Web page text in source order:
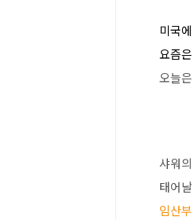
미국
요즘
오늘
샤워
태어
임산